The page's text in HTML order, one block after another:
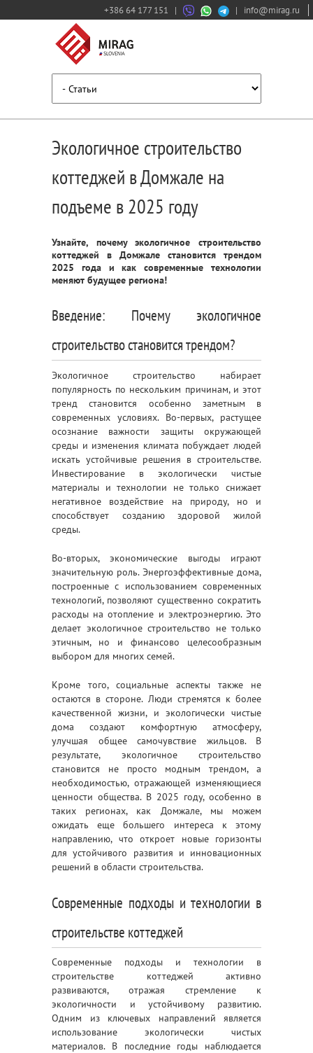
+386 64 177 151 | | info@mirag.ru
Экологичное строительство
коттеджей в Домжале на
подъеме в 2025 году
Узнайте, почему экологичное строительство
коттеджей в Домжале становится трендом
2025 года и как современные технологии
меняют будущее региона!
Введение: Почему экологичное
строительство становится трендом?
Экологичное строительство набирает
популярность по нескольким причинам, и этот
тренд становится особенно заметным в
современных условиях. Во-первых, растущее
осознание важности защиты окружающей
среды и изменения климата побуждает людей
искать устойчивые решения в строительстве.
Инвестирование в экологически чистые
материалы и технологии не только снижает
негативное воздействие на природу, но и
способствует созданию здоровой жилой
среды.
Во-вторых, экономические выгоды играют
значительную роль. Энергоэффективные дома,
построенные с использованием современных
технологий, позволяют существенно сократить
расходы на отопление и электроэнергию. Это
делает экологичное строительство не только
этичным, но и финансово целесообразным
выбором для многих семей.
Кроме того, социальные аспекты также не
остаются в стороне. Люди стремятся к более
качественной жизни, и экологически чистые
дома создают комфортную атмосферу,
улучшая общее самочувствие жильцов. В
результате, экологичное строительство
становится не просто модным трендом, а
необходимостью, отражающей изменяющиеся
ценности общества. В 2025 году, особенно в
таких регионах, как Домжале, мы можем
ожидать еще большего интереса к этому
направлению, что откроет новые горизонты
для устойчивого развития и инновационных
решений в области строительства.
Современные подходы и технологии в
строительстве коттеджей
Современные подходы и технологии в
строительстве коттеджей активно
развиваются, отражая стремление к
экологичности и устойчивому развитию.
Одним из ключевых направлений является
использование экологически чистых
материалов. В последние годы наблюдается